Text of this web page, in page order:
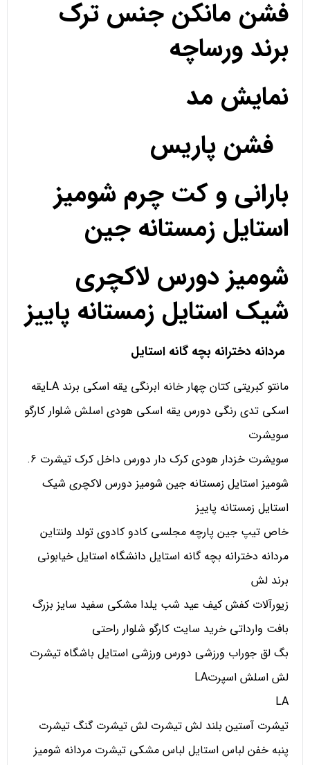
فشن مانکن جنس ترک
برند ورساچه
نمایش مد
فشن پاریس
بارانی و کت چرم شومیز
استایل زمستانه جین
شومیز دورس لاکچری
شیک استایل زمستانه پاییز
مردانه دخترانه بچه گانه استایل
مانتو کبریتی کتان چهار خانه ابرنگی یقه اسکی برند LAیقه
اسکی تدی رنگی دورس یقه اسکی هودی اسلش شلوار کارگو
سویشرت
سویشرت خزدار هودی کرک دار دورس داخل کرک تیشرت 6.
شومیز استایل زمستانه جین شومیز دورس لاکچری شیک
استایل زمستانه پاییز
خاص تیپ جین پارچه مجلسی کادو کادوی تولد ولنتاین
مردانه دخترانه بچه گانه استایل دانشگاه استایل خیابونی
برند لش
زیورآلات کفش کیف عید شب یلدا مشکی سفید سایز بزرگ
بافت وارداتی خرید سایت کارگو شلوار راحتی
بگ لق جوراب ورزشی دورس ورزشی استایل باشگاه تیشرت
لش اسلش اسپرتLA
LA
تیشرت آستین بلند لش تیشرت لش تیشرت گنگ تیشرت
پنبه خفن لباس استایل لباس مشکی تیشرت مردانه شومیز